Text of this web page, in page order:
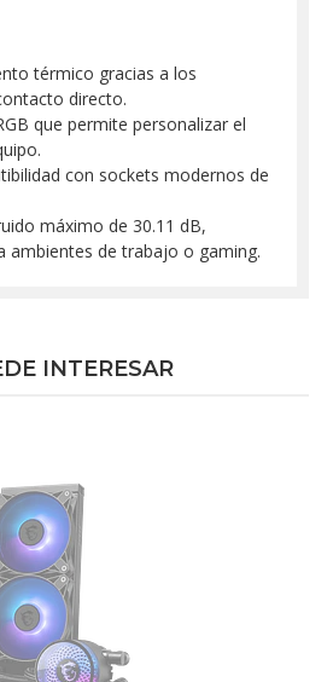
térmico gracias a los
directo.
que permite personalizar el
con sockets modernos de
máximo de 30.11 dB,
ambientes de trabajo o gaming.
INTERESAR